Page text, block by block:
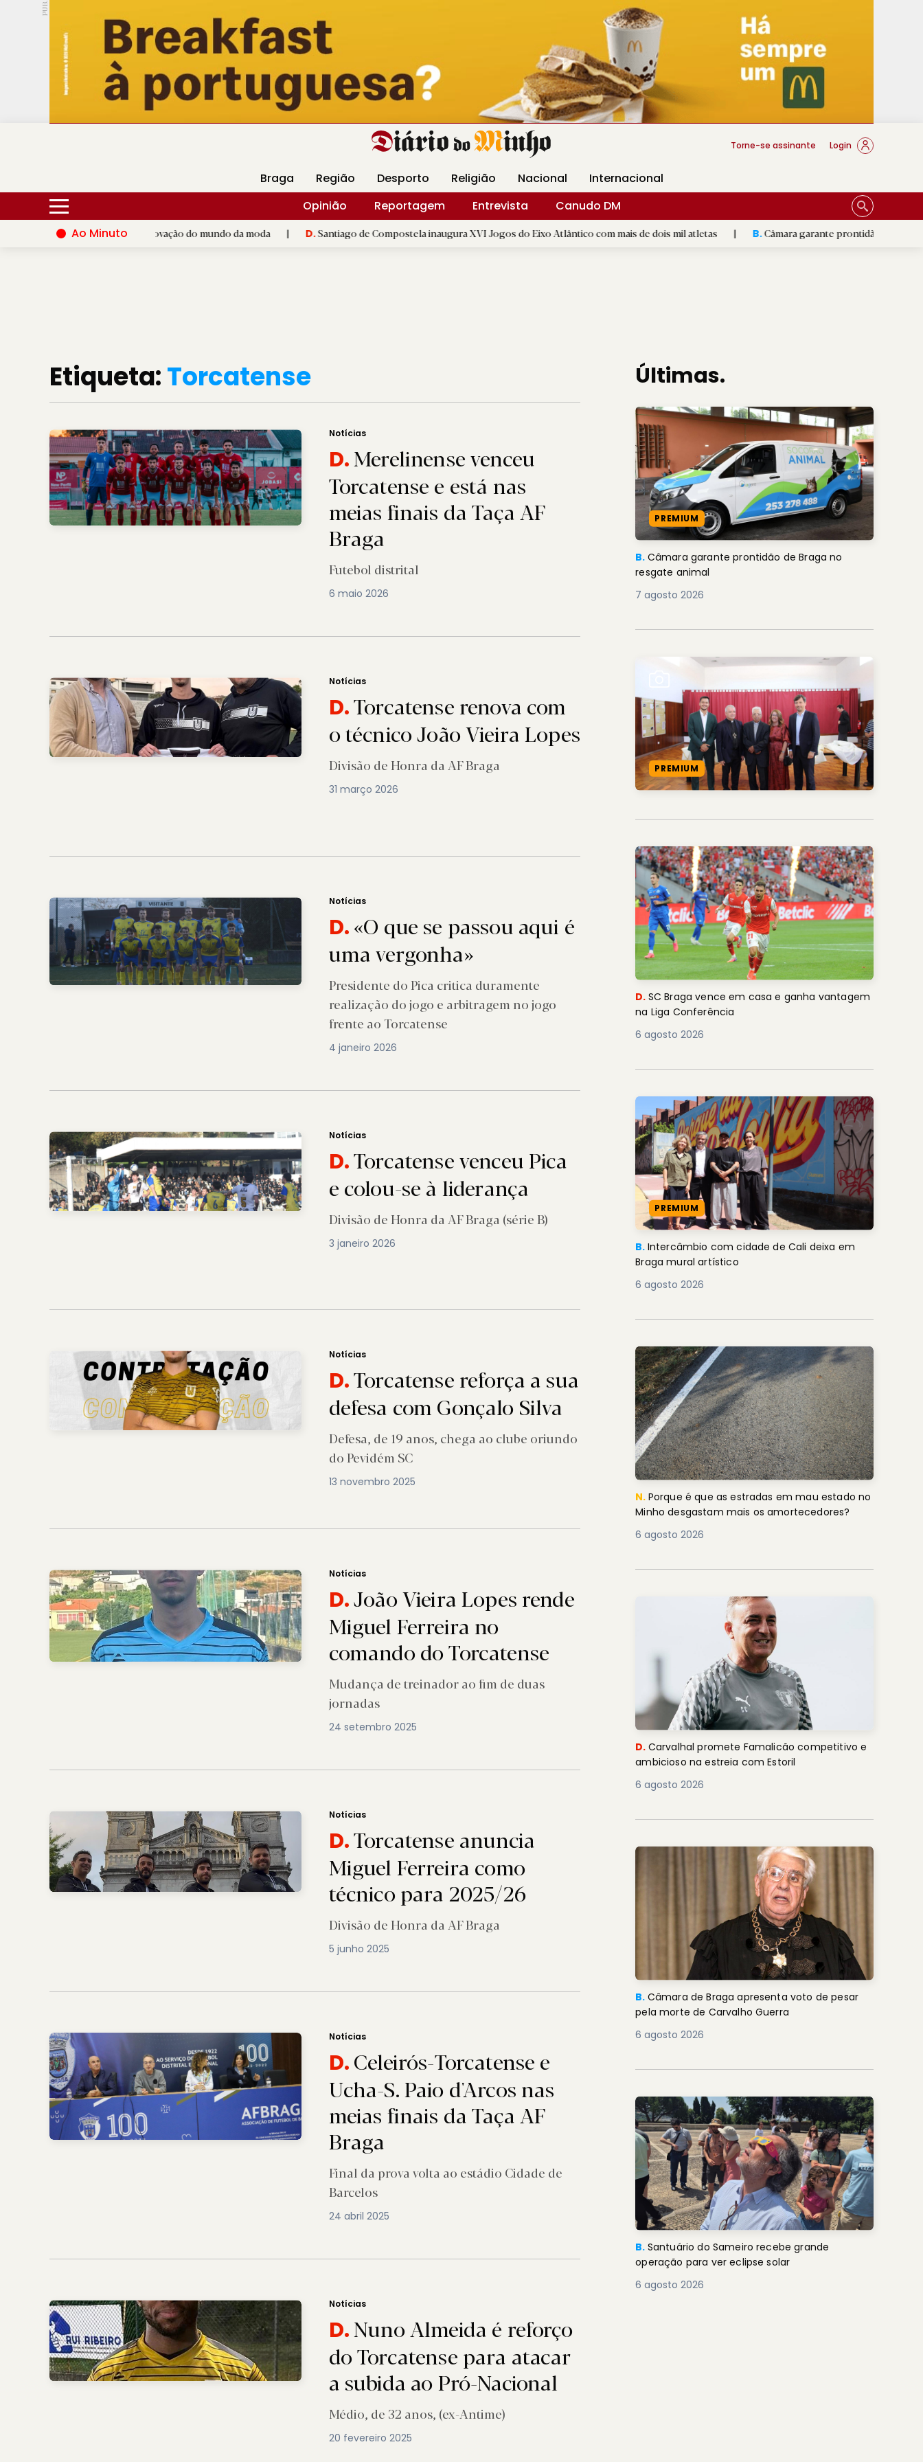
PUB.
Hoje 15ºC 30ºC DMtv Revista Minha Gráfica DM Livraria DM Arquidiocese Braga
Torne-se assinante Login
Braga Região Desporto Religião Nacional
Internacional
Opinião
Reportagem Entrevista
Canudo DM
Ao Minuto
ao talento e à inovação do mundo da moda | D.Santiago de Compostela inaugura XVI Jogos do Eixo Atlântico com mais de dois mil atletas | B.Câmara garante prontidão de Braga no resgate
Etiqueta:Torcatense
Notícias
D.Merelinense venceu
Torcatense e está nas
meias finais da Taça AF
Braga
Futebol distrital
6 maio 2026
Notícias
D.Torcatense renova com
o técnico João Vieira Lopes
Divisão de Honra da AF Braga
31 março 2026
Notícias
D.«O que se passou aqui é
uma vergonha»
Presidente do Pica critica duramente
realização do jogo e arbitragem no jogo
frente ao Torcatense
4 janeiro 2026
Notícias
D.Torcatense venceu Pica
e colou-se à liderança
Divisão de Honra da AF Braga (série B)
3 janeiro 2026
Notícias
D.Torcatense reforça a sua
defesa com Gonçalo Silva
Defesa, de 19 anos, chega ao clube oriundo
do Pevidém SC
13 novembro 2025
Notícias
D.João Vieira Lopes rende
Miguel Ferreira no
comando do Torcatense
Mudança de treinador ao fim de duas
jornadas
24 setembro 2025
Notícias
D.Torcatense anuncia
Miguel Ferreira como
técnico para 2025/26
Divisão de Honra da AF Braga
5 junho 2025
Notícias
D.Celeirós-Torcatense e
Ucha-S. Paio d'Arcos nas
meias finais da Taça AF
Braga
Final da prova volta ao estádio Cidade de
Barcelos
24 abril 2025
Notícias
D.Nuno Almeida é reforço
do Torcatense para atacar
a subida ao Pró-Nacional
Médio, de 32 anos, (ex-Antime)
20 fevereiro 2025
Últimas.
PREMIUM
B. Câmara garante prontidão de Braga no
resgate animal
7 agosto 2026
PREMIUM
D. SC Braga vence em casa e ganha vantagem
na Liga Conferência
6 agosto 2026
PREMIUM
B. Intercâmbio com cidade de Cali deixa em
Braga mural artístico
6 agosto 2026
N. Porque é que as estradas em mau estado no
Minho desgastam mais os amortecedores?
6 agosto 2026
D. Carvalhal promete Famalicão competitivo e
ambicioso na estreia com Estoril
6 agosto 2026
B. Câmara de Braga apresenta voto de pesar
pela morte de Carvalho Guerra
6 agosto 2026
B. Santuário do Sameiro recebe grande
operação para ver eclipse solar
6 agosto 2026